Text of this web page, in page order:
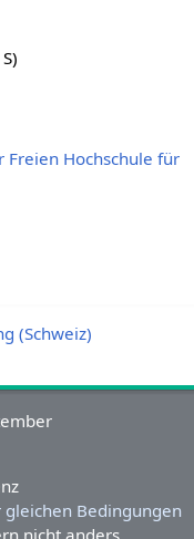
Freien Hochschule für
(Schweiz)